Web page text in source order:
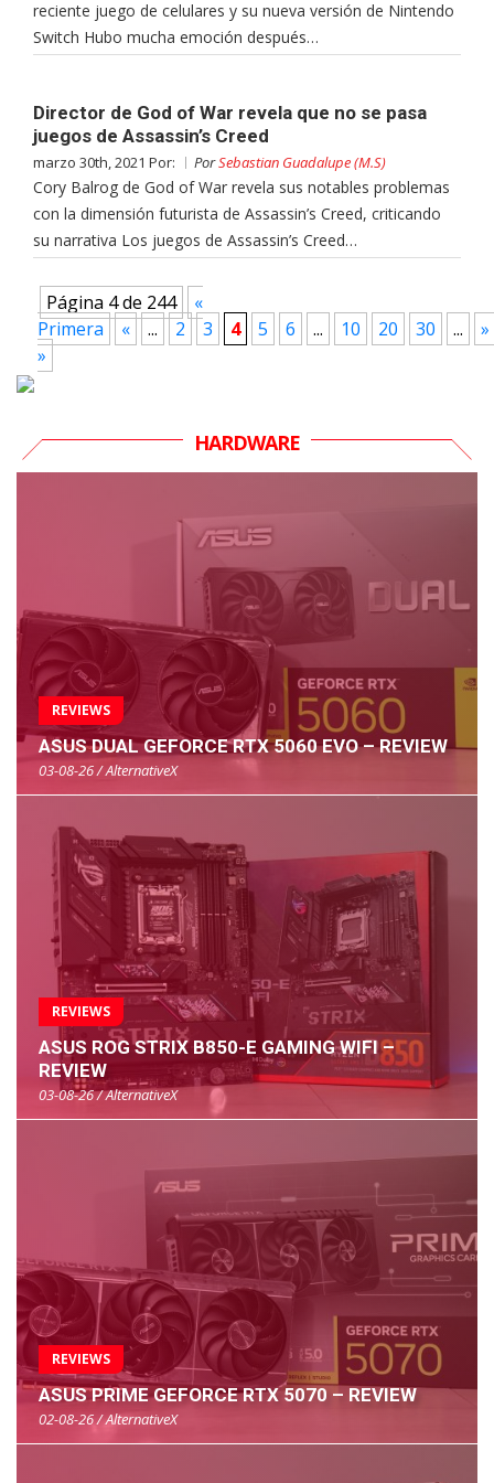
reciente juego de celulares y su nueva versión de Nintendo
Switch Hubo mucha emoción después…
Director de God of War revela que no se pasa
juegos de Assassin’s Creed
marzo 30th, 2021 Por: PorSebastian Guadalupe (M.S)
Cory Balrog de God of War revela sus notables problemas
con la dimensión futurista de Assassin’s Creed, criticando
su narrativa Los juegos de Assassin’s Creed…
Página 4 de 244
«
Primera
« ... 2 3 4 5 6 ... 10 20 30 ...
»
»
HARDWARE
REVIEWS
ASUS DUAL GEFORCE RTX 5060 EVO – REVIEW
03-08-26 / AlternativeX
REVIEWS
ASUS ROG STRIX B850-E GAMING WIFI –
REVIEW
03-08-26 / AlternativeX
REVIEWS
ASUS PRIME GEFORCE RTX 5070 – REVIEW
02-08-26 / AlternativeX